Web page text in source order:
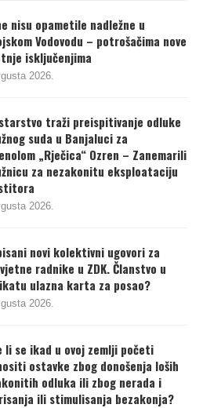
nisu opametile nadležne u
Vodovodu – potrošačima nove
isključenjima
2026.
traži preispitivanje odluke
suda u Banjaluci za
„Rječica“ Ozren – Zanemarili
za nezakonitu eksploataciju
2026.
novi kolektivni ugovori za
radnike u ZDK. Članstvo u
ulazna karta za posao?
2026.
li se ikad u ovoj zemlji početi
ostavke zbog donošenja loših
odluka ili zbog nerada i
ili stimulisanja bezakonja?